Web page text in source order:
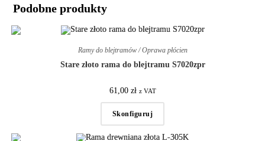
Podobne produkty
Ramy do blejtramów / Oprawa płócien
Stare złoto rama do blejtramu S7020zpr
61,00 zł z VAT
Skonfiguruj